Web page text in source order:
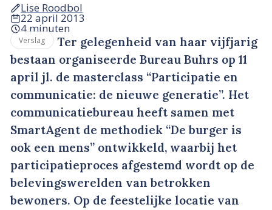
Lise Roodbol
22 april 2013
4 minuten
Verslag
Ter gelegenheid van haar vijfjarig
bestaan organiseerde Bureau Buhrs op 11
april jl. de masterclass “Participatie en
communicatie: de nieuwe generatie”. Het
communicatiebureau heeft samen met
SmartAgent de methodiek “De burger is
ook een mens” ontwikkeld, waarbij het
participatieproces afgestemd wordt op de
belevingswerelden van betrokken
bewoners. Op de feestelijke locatie van